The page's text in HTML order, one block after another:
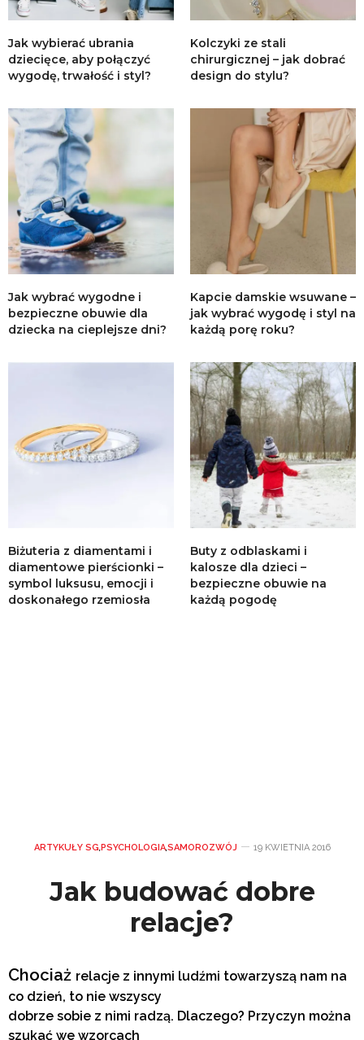
Jak wybierać ubrania
dziecięce, aby połączyć
wygodę, trwałość i styl?
Kolczyki ze stali
chirurgicznej – jak dobrać
design do stylu?
Jak wybrać wygodne i
bezpieczne obuwie dla
dziecka na cieplejsze dni?
Kapcie damskie wsuwane –
jak wybrać wygodę i styl na
każdą porę roku?
Biżuteria z diamentami i
diamentowe pierścionki –
symbol luksusu, emocji i
doskonałego rzemiosła
Buty z odblaskami i
kalosze dla dzieci –
bezpieczne obuwie na
każdą pogodę
ARTYKUŁY SG,PSYCHOLOGIA,SAMOROZWÓJ 19 KWIETNIA 2016
Jak budować dobre
relacje?
Chociaż relacje z innymi ludźmi towarzyszą nam na
co dzień, to nie wszyscy
dobrze sobie z nimi radzą. Dlaczego? Przyczyn można
szukać we wzorcach